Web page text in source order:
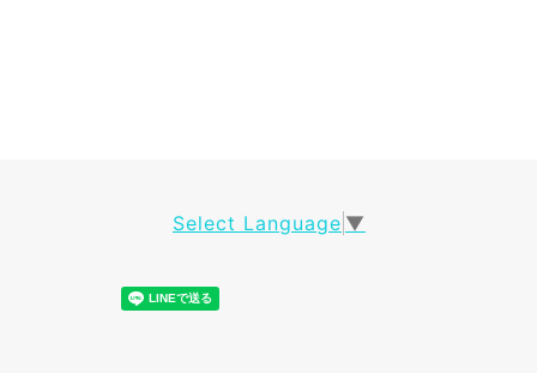
Select Language ▼